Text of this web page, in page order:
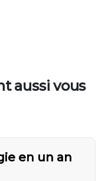
aussi vous
en un an